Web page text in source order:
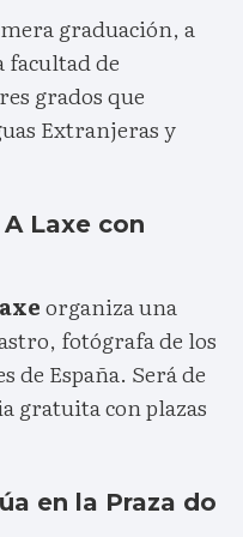
graduación, a
facultad de
grados que
Extranjeras y
Laxe con
organiza una
fotógrafa de los
de España. Será de
gratuita con plazas
en la Praza do